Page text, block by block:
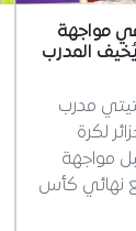
مواجهة
يُخيف المدرب
مدرب
لكرة
مواجهة
نهائي كأس